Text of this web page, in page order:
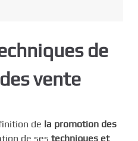
de
vente
de la promotion des
de ses techniques et